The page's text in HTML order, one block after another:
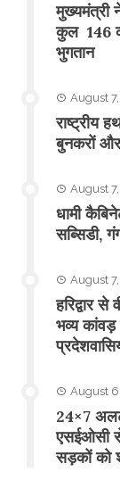
मुख्यमंत्री
कुल 146
भुगतान
August
राष्ट्रीय
बुनकरों और
August
​धामी
सब्सिडी,
August
​हरिद्वार
भव्य कांवड़
August
24×7
एसईओसी
सड़कों को